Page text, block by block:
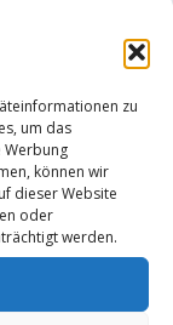
zu
um das
Werbung
können wir
dieser Website
oder
werden.